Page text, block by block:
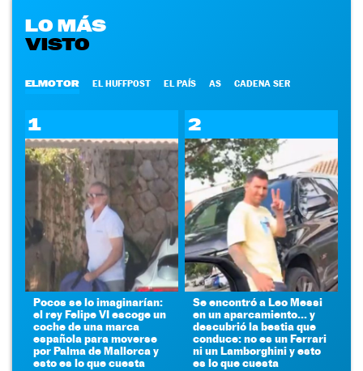
LO MÁS
VISTO
ELMOTOR EL HUFFPOST EL PAÍS AS CADENA SER
1
Pocos se lo imaginarían:
el rey Felipe VI escoge un
coche de una marca
española para moverse
por Palma de Mallorca y
esto es lo que cuesta
2
Se encontró a Leo Messi
en un aparcamiento... y
descubrió la bestia que
conduce: no es un Ferrari
ni un Lamborghini y esto
es lo que cuesta